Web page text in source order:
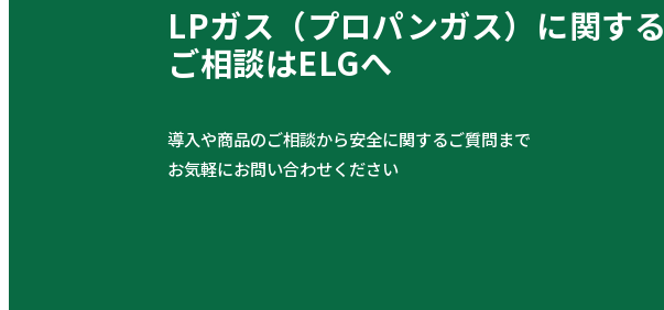
LPガス（プロパンガス）に関する
ご相談はELGへ
導入や商品のご相談から安全に関するご質問まで
お気軽にお問い合わせください